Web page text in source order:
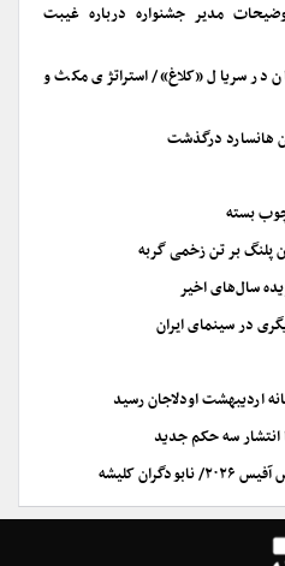
فیلم ونیز ۲۰۲۶؛ توضیحات مدیر جشنواره درباره غیبت
در سریال «کلاغ»/ استراتژی مکث و
هانسارد درگذشت
بسته
پلنگ بر تن زخمی گربه
در سینمای ایران
اردیبهشت اودلاجان رسید
انتشار سه حکم جدید
کلیشه